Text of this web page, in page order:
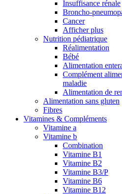
Insuffisance rénale
Broncho-
Cancer
Afficher plus
Nutrition pédiatrique
Réalimentation
Bébé
Alimentation
Complément
maladie
Alimentation de
Alimentation sans gluten
Fibres
Vitamines & Compléments
Vitamine a
Vitamine b
Combination
Vitamine B1
Vitamine B2
Vitamine B3/P
Vitamine B6
Vitamine B12